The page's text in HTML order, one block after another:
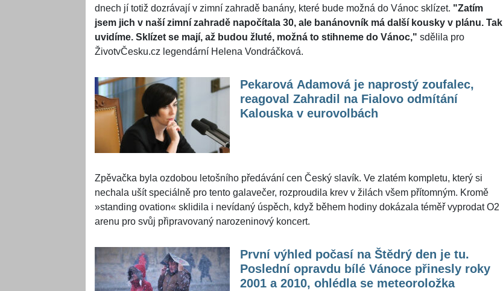
dnech jí totiž dozrávají v zimní zahradě banány, které bude možná do Vánoc sklízet. "Zatím
jsem jich v naší zimní zahradě napočítala 30, ale banánovník má další kousky v plánu. Tak
uvidíme. Sklízet se mají, až budou žluté, možná to stihneme do Vánoc," sdělila pro
ŽivotvČesku.cz legendární Helena Vondráčková.
Pekarová Adamová je naprostý zoufalec,
reagoval Zahradil na Fialovo odmítání
Kalouska v eurovolbách
Zpěvačka byla ozdobou letošního předávání cen Český slavík. Ve zlatém kompletu, který si
nechala ušít speciálně pro tento galavečer, rozproudila krev v žilách všem přítomným. Kromě
»standing ovation« sklidila i nevídaný úspěch, když během hodiny dokázala téměř vyprodat O2
arenu pro svůj připravovaný narozeninový koncert.
První výhled počasí na Štědrý den je tu.
Poslední opravdu bílé Vánoce přinesly roky
2001 a 2010, ohlédla se meteoroložka